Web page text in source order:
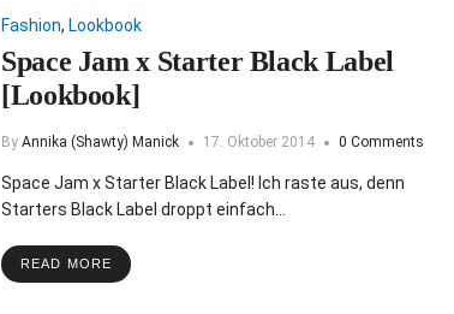
Fashion, Lookbook
Space Jam x Starter Black Label
[Lookbook]
By Annika (Shawty) Manick 17. Oktober 2014 0 Comments
Space Jam x Starter Black Label! Ich raste aus, denn
Starters Black Label droppt einfach…
READ MORE